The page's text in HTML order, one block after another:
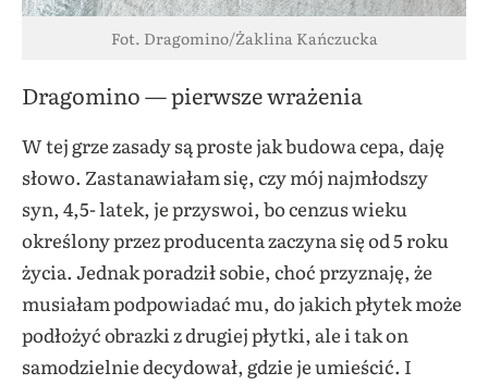
Fot. Dragomino/Żaklina Kańczucka
Dragomino — pierwsze wrażenia
W tej grze zasady są proste jak budowa cepa, daję
słowo. Zastanawiałam się, czy mój najmłodszy
syn, 4,5- latek, je przyswoi, bo cenzus wieku
określony przez producenta zaczyna się od 5 roku
życia. Jednak poradził sobie, choć przyznaję, że
musiałam podpowiadać mu, do jakich płytek może
podłożyć obrazki z drugiej płytki, ale i tak on
samodzielnie decydował, gdzie je umieścić. I